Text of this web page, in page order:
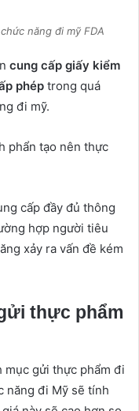
năng đi mỹ FDA
cung cấp giấy kiểm
phép trong quá
đi mỹ.
phẩn tạo nên thực
cấp đầy đủ thông
hợp người tiêu
xảy ra vấn đề kém
thực phẩm
mục gửi thực phẩm đi
năng đi Mỹ sẽ tính